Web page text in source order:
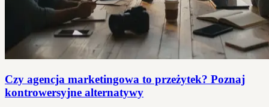
Czy agencja marketingowa to przeżytek? Poznaj
kontrowersyjne alternatywy